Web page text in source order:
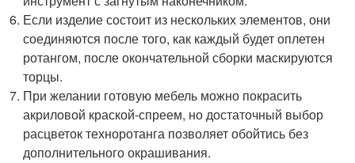
Если изделие состоит из нескольких элементов, они
соединяются после того, как каждый будет оплетен
ротангом, после окончательной сборки маскируются
торцы.
При желании готовую мебель можно покрасить
акриловой краской-спреем, но достаточный выбор
расцветок техноротанга позволяет обойтись без
дополнительного окрашивания.